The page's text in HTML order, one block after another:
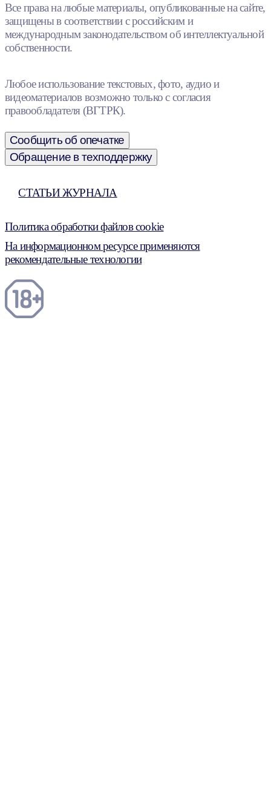
Все права на любые материалы, опубликованные на сайте,
защищены в соответствии с российским и
международным законодательством об интеллектуальной
собственности.
Любое использование текстовых, фото, аудио и
видеоматериалов возможно только с согласия
правообладателя (ВГТРК).
Сообщить об опечатке
Обращение в техподдержку
СТАТЬИ ЖУРНАЛА
Политика обработки файлов cookie
На информационном ресурсе применяются
рекомендательные технологии